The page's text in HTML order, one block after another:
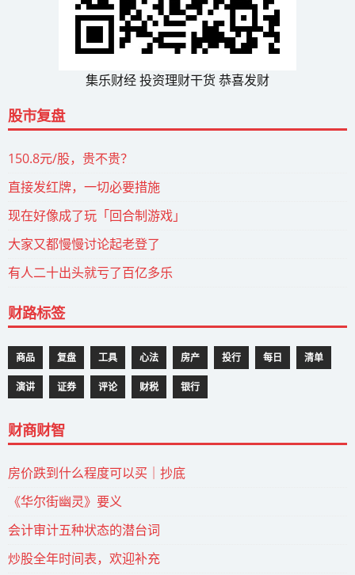
集乐财经 投资理财干货 恭喜发财
股市复盘
150.8元/股，贵不贵？
直接发红牌，一切必要措施
现在好像成了玩「回合制游戏」
大家又都慢慢讨论起老登了
有人二十出头就亏了百亿多乐
财路标签
商品 复盘 工具 心法 房产 投行 每日 清单
演讲 证券 评论 财税 银行
财商财智
房价跌到什么程度可以买｜抄底
《华尔街幽灵》要义
会计审计五种状态的潜台词
炒股全年时间表，欢迎补充